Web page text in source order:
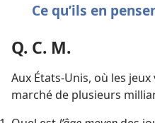
Ce qu’ils en
Q. C. M.
Aux États-Unis, où les
marché de plusieurs